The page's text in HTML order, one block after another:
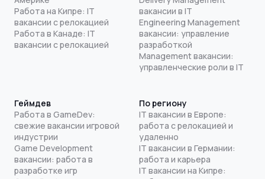
Работа на Кипре: IT
вакансии с релокацией
Работа в Канаде: IT
вакансии с релокацией
вакансии в IT
Engineering Management
вакансии: управление
разработкой
Management вакансии:
управленческие роли в IT
Геймдев
Работа в GameDev:
свежие вакансии игровой
индустрии
Game Development
вакансии: работа в
разработке игр
По региону
IT вакансии в Европе:
работа с релокацией и
удаленно
IT вакансии в Германии:
работа и карьера
IT вакансии на Кипре: